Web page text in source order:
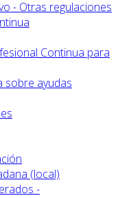
- Otras regulaciones
Continua para
sobre ayudas
(local)
-